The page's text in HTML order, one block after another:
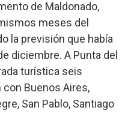
de Maldonado,
meses del
la previsión que había
diciembre. A Punta del
turística seis
Buenos Aires,
San Pablo, Santiago